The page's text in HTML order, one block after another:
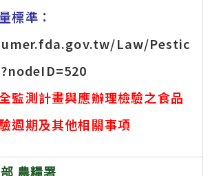
標準：
Law/Pestic
監測計畫與應辦理檢驗之食品
週期及其他相關事項
農糧署